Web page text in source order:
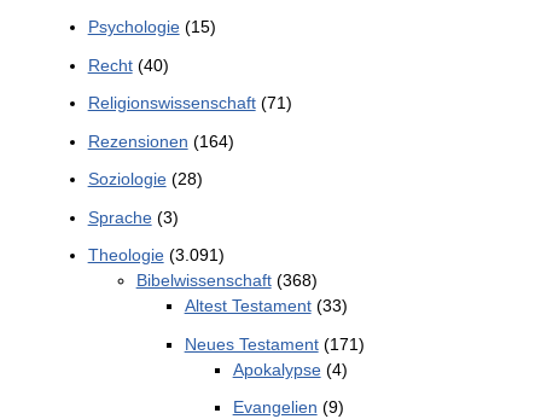
Psychologie(15)
Recht(40)
Religionswissenschaft(71)
Rezensionen (164)
Soziologie(28)
Sprache(3)
Theologie(3.091)
Bibelwissenschaft(368)
Altest Testament(33)
Neues Testament(171)
Apokalypse(4)
Evangelien (9)